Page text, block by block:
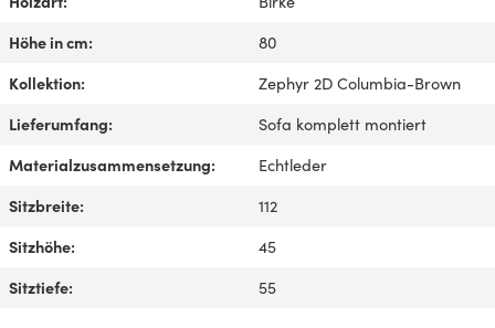
Höhe in cm:
80
Kollektion:
Zephyr 2D Columbia-Brown
Lieferumfang:
Sofa komplett montiert
Materialzusammensetzung:
Echtleder
Sitzbreite:
112
Sitzhöhe:
45
Sitztiefe:
55